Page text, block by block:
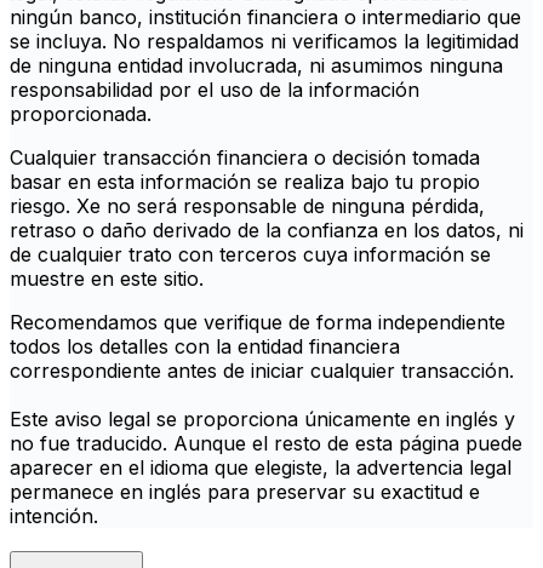
ningún banco, institución financiera o intermediario que
se incluya. No respaldamos ni verificamos la legitimidad
de ninguna entidad involucrada, ni asumimos ninguna
responsabilidad por el uso de la información
proporcionada.
Cualquier transacción financiera o decisión tomada
basar en esta información se realiza bajo tu propio
riesgo. Xe no será responsable de ninguna pérdida,
retraso o daño derivado de la confianza en los datos, ni
de cualquier trato con terceros cuya información se
muestre en este sitio.
Recomendamos que verifique de forma independiente
todos los detalles con la entidad financiera
correspondiente antes de iniciar cualquier transacción.
Este aviso legal se proporciona únicamente en inglés y
no fue traducido. Aunque el resto de esta página puede
aparecer en el idioma que elegiste, la advertencia legal
permanece en inglés para preservar su exactitud e
intención.